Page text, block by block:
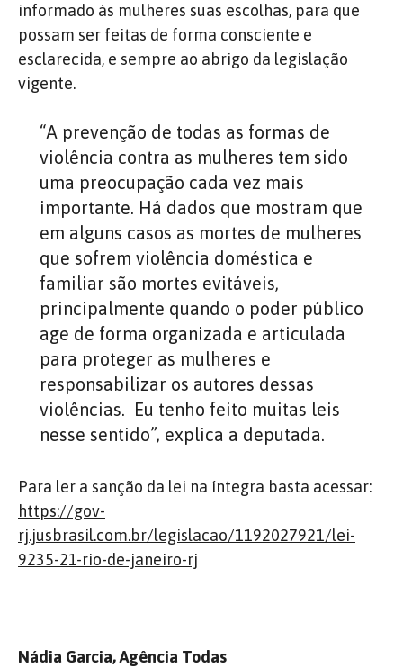
informado às mulheres suas escolhas, para que
possam ser feitas de forma consciente e
esclarecida, e sempre ao abrigo da legislação
vigente.
“A prevenção de todas as formas de
violência contra as mulheres tem sido
uma preocupação cada vez mais
importante. Há dados que mostram que
em alguns casos as mortes de mulheres
que sofrem violência doméstica e
familiar são mortes evitáveis,
principalmente quando o poder público
age de forma organizada e articulada
para proteger as mulheres e
responsabilizar os autores dessas
violências. Eu tenho feito muitas leis
nesse sentido”, explica a deputada.
Para ler a sanção da lei na íntegra basta acessar:
https://gov-
rj.jusbrasil.com.br/legislacao/1192027921/lei-
9235-21-rio-de-janeiro-rj
Nádia Garcia, Agência Todas